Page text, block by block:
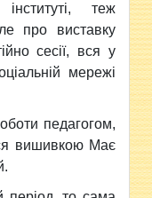
теж
про виставку
сесії, вся у
мережі
педагогом,
вишивкою Має